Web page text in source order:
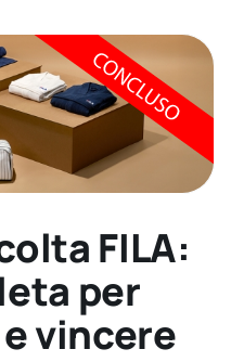
FILA:
per
vincere